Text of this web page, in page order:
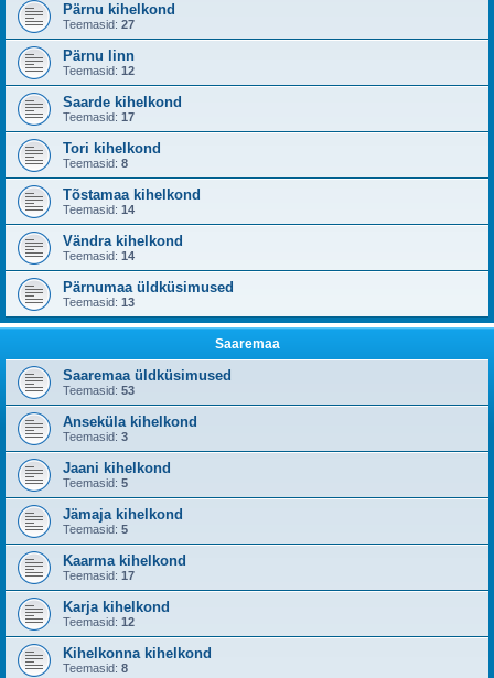
Pärnu kihelkond
Teemasid: 27
Pärnu linn
Teemasid: 12
Saarde kihelkond
Teemasid: 17
Tori kihelkond
Teemasid: 8
Tõstamaa kihelkond
Teemasid: 14
Vändra kihelkond
Teemasid: 14
Pärnumaa üldküsimused
Teemasid: 13
Saaremaa
Saaremaa üldküsimused
Teemasid: 53
Anseküla kihelkond
Teemasid: 3
Jaani kihelkond
Teemasid: 5
Jämaja kihelkond
Teemasid: 5
Kaarma kihelkond
Teemasid: 17
Karja kihelkond
Teemasid: 12
Kihelkonna kihelkond
Teemasid: 8